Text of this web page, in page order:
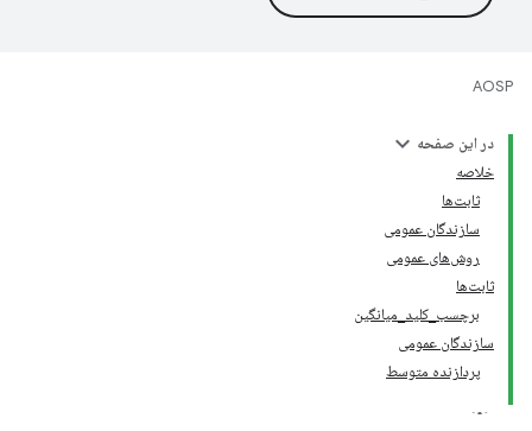
AOSP
در این صفحه
خلاصه
ثابت‌ها
سازندگان عمومی
روش‌های عمومی
ثابت‌ها
برچسب_کلید_میانگین
سازندگان عمومی
پردازنده متوسط